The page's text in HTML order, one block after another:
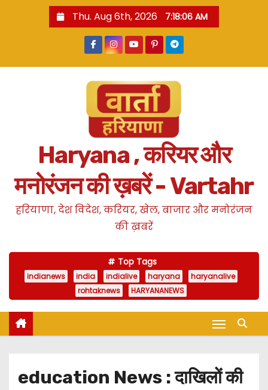
Thu. Aug 6th, 2026 7:18:07 AM
Haryana , करियर और
मनोरंजन की ख़बरें - Vartahr
हरियाणा, देश विदेश, करियर, खेल, बाजार और मनोरंजन
की ख़बरें
Top Tags
indianews india indialive haryana
haryanalive
rohtaknews
HARYANANEWS
education News : दाखिलों की